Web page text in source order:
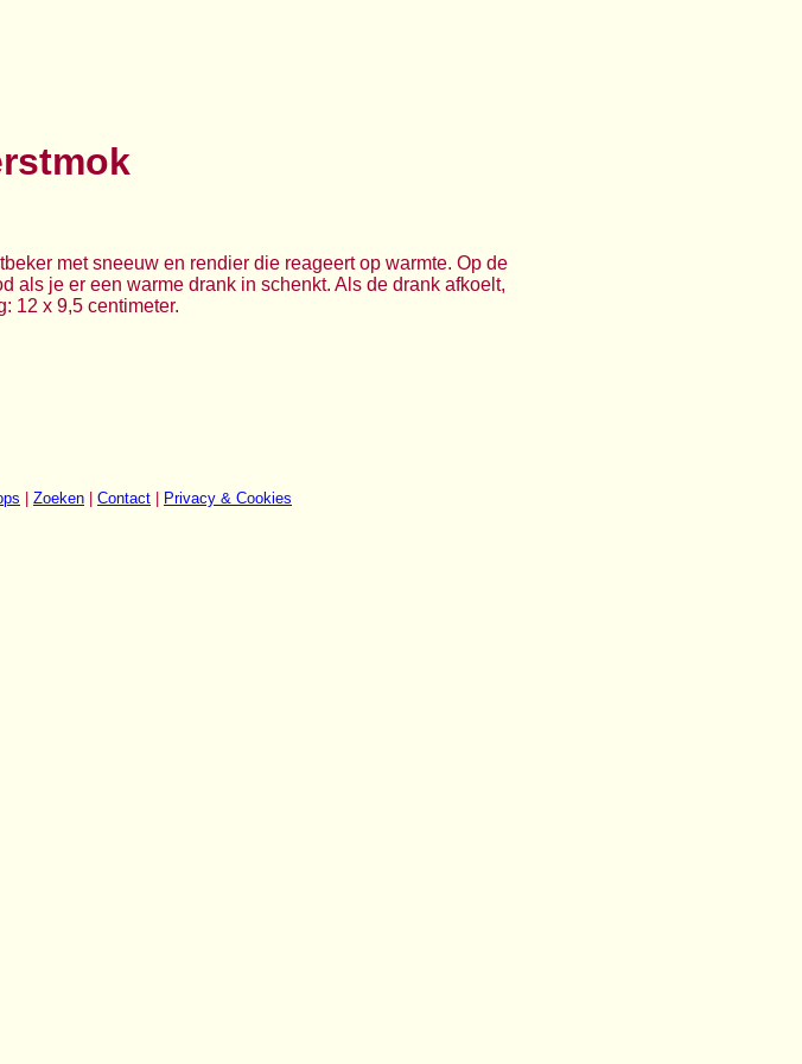
met sneeuw en rendier die reageert op warmte. Op de
als je er een warme drank in schenkt. Als de drank afkoelt,
12 x 9,5 centimeter.
Zoeken Contact Privacy & Cookies